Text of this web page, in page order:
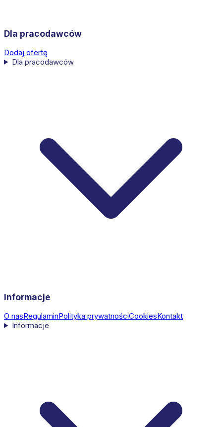
Dla pracodawców
Dodaj ofertę
Dla pracodawców
Informacje
O nasRegulaminPolityka prywatnościCookiesKontakt
Informacje